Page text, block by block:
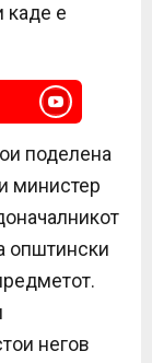
каде е
поделена
министер
општински
негов